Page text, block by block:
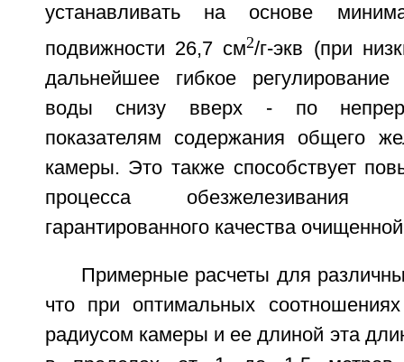
устанавливать на основе
подвижности 26,7 см2/г-экв (при
дальнейшее гибкое регулирование
воды снизу вверх - по
показателям содержания общего
камеры. Это также способствует
процесса
гарантированного качества
Примерные расчеты для
что при оптимальных
радиусом камеры и ее длиной эта